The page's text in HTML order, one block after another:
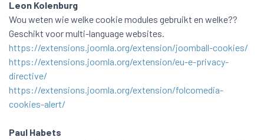
Leon Kolenburg
Wou weten wie welke cookie modules gebruikt en welke??
Geschikt voor multi-language websites.
https://extensions.joomla.org/extension/joomball-cookies/
https://extensions.joomla.org/extension/eu-e-privacy-
directive/
https://extensions.joomla.org/extension/folcomedia-
cookies-alert/
Paul Habets